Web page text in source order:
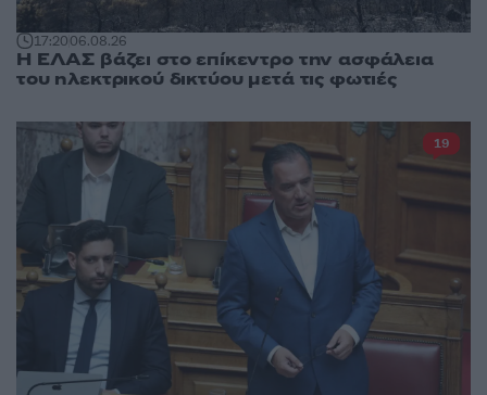
17:2006.08.26
Η ΕΛΑΣ βάζει στο επίκεντρο την ασφάλεια
του ηλεκτρικού δικτύου μετά τις φωτιές
19